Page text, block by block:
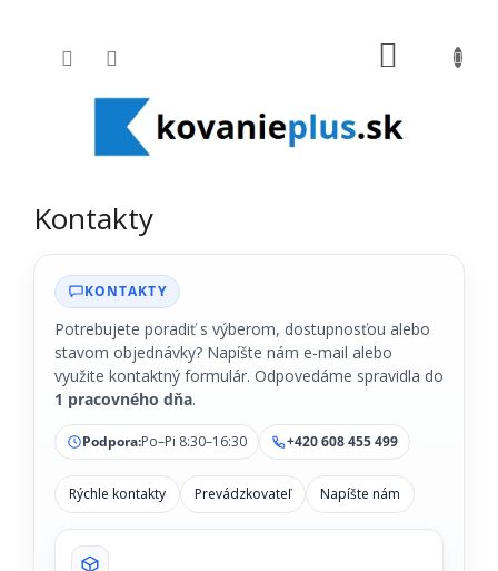
Kontakty
KONTAKTY
Potrebujete poradiť s výberom, dostupnosťou alebo
stavom objednávky? Napíšte nám e-mail alebo
využite kontaktný formulár. Odpovedáme spravidla do
1 pracovného dňa.
Podpora:Po–Pi 8:30–16:30 +420 608 455 499
Rýchle kontakty Prevádzkovateľ Napíšte nám